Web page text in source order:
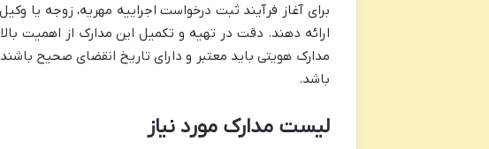
برای آغاز فرآیند ثبت درخواست اجراییه مهریه، زوجه یا
ارائه دهند. دقت در تهیه و تکمیل این مدارک از اهمیت
مدارک هویتی باید معتبر و دارای تاریخ انقضای صحیح
باشد.
لیست مدارک مورد نیاز